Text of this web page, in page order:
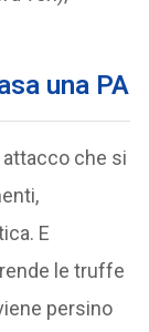
una PA
attacco che si
E
rende le truffe
persino